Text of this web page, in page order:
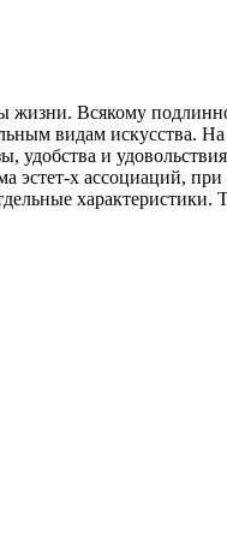
жизни. Всякому
видам искусства.
и
эстет-х ассоциаций,
характеристики.